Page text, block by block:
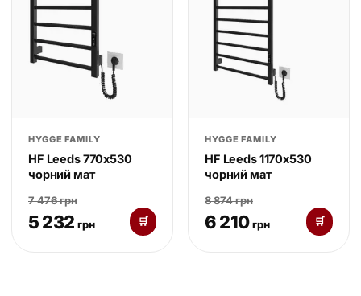
HYGGE FAMILY
HF Leeds 770х530
чорний мат
7 476 грн
5 232 грн 🛒
HYGGE FAMILY
HF Leeds 1170х530
чорний мат
8 874 грн
6 210 грн 🛒